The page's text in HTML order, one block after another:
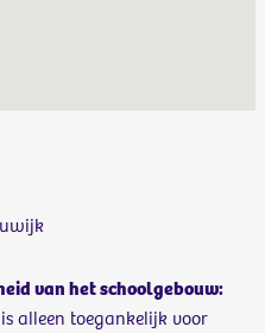
van het schoolgebouw:
alleen toegankelijk voor